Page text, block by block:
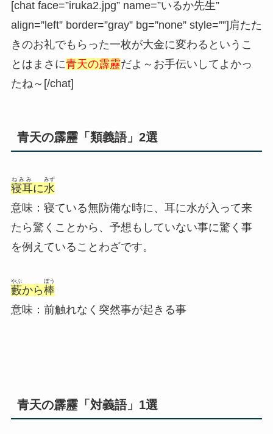
[chat face=”iruka2.jpg” name=”いるか先生”
align=”left” border=”gray” bg=”none” style=””]肩たた
きのお礼でもらった一枚が大金に変わるというこ
とはまさに青天の霹靂だよ～お手伝いしてよかっ
たね～[/chat]
青天の霹靂「類義語」2選
寝耳
ねみみ
に水
みず
意味：寝ている無防備な時に、耳に水が入って来
たら驚くことから、予想もしていない事に驚く事
を例えていることわざです。
藪
やぶ
から棒
ぼう
意味：前触れなく突然事が起きる事
青天の霹靂「対義語」1選